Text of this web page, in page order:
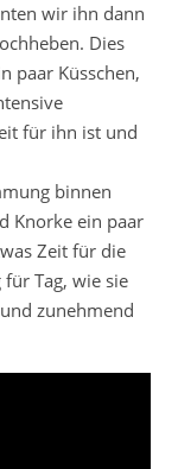
wir ihn dann
Dies
paar Küsschen,
für ihn ist und
binnen
Knorke ein paar
Zeit für die
Tag, wie sie
zunehmend